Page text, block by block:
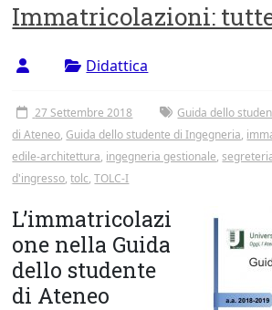
Roma
Tor
Vergata
Immatricolazioni:
Didattica
27 Settembre 2018 Guida dello
di Ateneo, Guida dello studente di Ingegneria,
edile-architettura, ingegneria gestionale,
d'ingresso,tolc,TOLC-I
L’immatricolazi
one nella Guida
dello studente
di Ateneo